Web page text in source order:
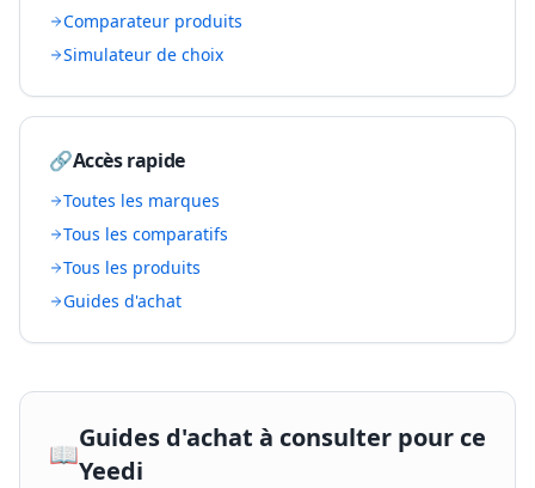
Comparateur produits
Simulateur de choix
🔗Accès rapide
Toutes les marques
Tous les comparatifs
Tous les produits
Guides d'achat
📖
Guides d'achat à consulter pour ce
Yeedi